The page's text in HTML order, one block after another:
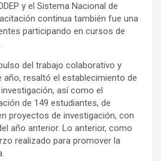
y el Sistema Nacional de
continua también fue una
participando en cursos de
del trabajo colaborativo y
año, resaltó el establecimiento de
así como el
de 149 estudiantes, de
proyectos de investigación, con
año anterior. Lo anterior, como
realizado para promover la